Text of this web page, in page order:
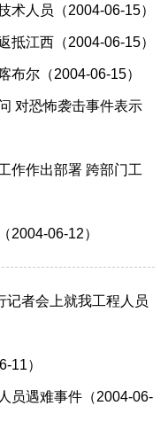
术人员（2004-06-15）
抵江西（2004-06-15）
布尔（2004-06-15）
对恐怖袭击事件表示
作作出部署 跨部门工
2004-06-12）
记者会上就我工程人员
11）
员遇难事件（2004-06-